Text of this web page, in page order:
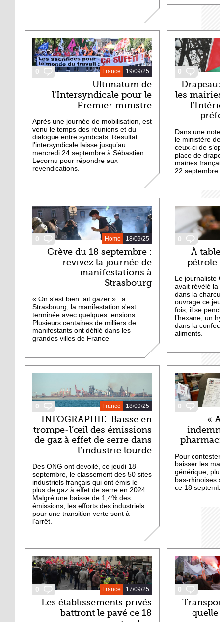
0 19/09/25
France
Ultimatum de
l'Intersyndicale pour le
Premier ministre
Après une journée de mobilisation, est
venu le temps des réunions et du
dialogue entre syndicats. Résultat :
l’intersyndicale laisse jusqu’au
mercredi 24 septembre à Sébastien
Lecornu pour répondre aux
revendications.
0
les
Dans une
le ministère
ceux-ci de
place de
mairies
22 septembre
0 18/09/25
Home
Grève du 18 septembre :
revivez la journée de
manifestations à
Strasbourg
« On s'est bien fait gazer » : à
Strasbourg, la manifestation s'est
terminée avec quelques tensions.
Plusieurs centaines de milliers de
manifestants ont défilé dans les
grandes villes de France.
0
À
pétrole
Le journaliste
avait révélé
dans la
ouvrage ce
fois, il se
l’hexane, un
dans la
aliments.
0 18/09/25
France
INFOGRAPHIE. Baisse en
trompe-l’œil des émissions
de gaz à effet de serre dans
l’industrie lourde
Des ONG ont dévoilé, ce jeudi 18
septembre, le classement des 50 sites
industriels français qui ont émis le
plus de gaz à effet de serre en 2024.
Malgré une baisse de 1,4% des
émissions, les efforts des industriels
pour une transition verte sont à
l’arrêt.
0
«
Pour
baisser les
générique,
bas-rhinoises
ce 18
0 17/09/25
France
Les établissements privés
battront le pavé ce 18
0